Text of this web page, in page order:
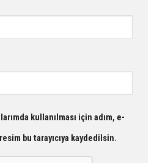
kullanılması için adım, e-
bu tarayıcıya kaydedilsin.